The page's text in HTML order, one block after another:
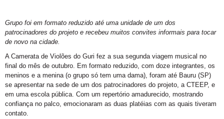
Grupo foi em formato reduzido até uma unidade de um dos
patrocinadores do projeto e recebeu muitos convites informais para tocar
de novo na cidade.
A Camerata de Violões do Guri fez a sua segunda viagem musical no
final do mês de outubro. Em formato reduzido, com doze integrantes, os
meninos e a menina (o grupo só tem uma dama), foram até Bauru (SP)
se apresentar na sede de um dos patrocinadores do projeto, a CTEEP, e
em uma escola pública. Com um repertório amadurecido, mostrando
confiança no palco, emocionaram as duas platéias com as quais tiveram
contato.